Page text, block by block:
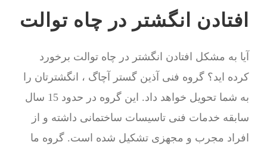
افتادن انگشتر در چاه توالت
آیا به مشکل افتادن انگشتر در چاه توالت برخورد
کرده اید؟ گروه فنی آذین گستر آچاگ ، انگشترتان را
به شما تحویل خواهد داد. این گروه در حدود 15 سال
سابقه خدمات فنی تاسیسات ساختمانی داشته و از
افراد مجرب و مجهزی تشکیل شده است. گروه ما